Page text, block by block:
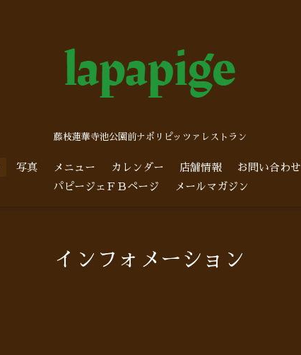
藤枝蓮華寺池公園前ナポリピッツァレストラン
写真 メニュー カレンダー 店舗情報 お問い合わせ
パピージェＦＢページ
メールマガジン
インフォメーション